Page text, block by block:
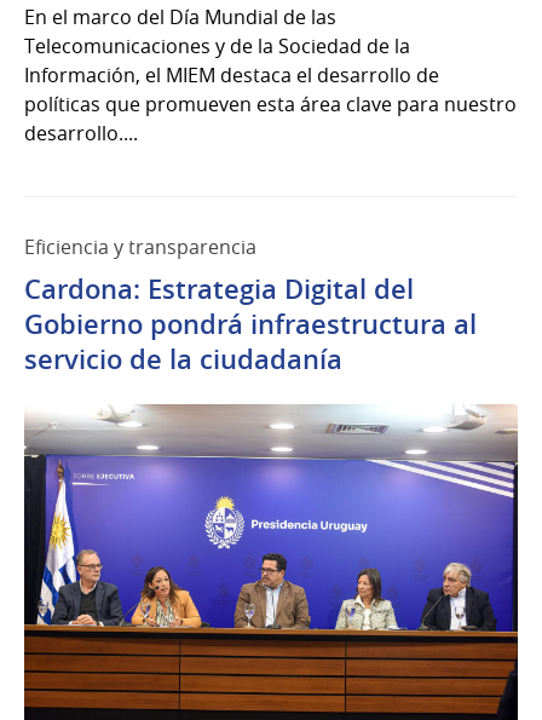
En el marco del Día Mundial de las
Telecomunicaciones y de la Sociedad de la
Información, el MIEM destaca el desarrollo de
políticas que promueven esta área clave para nuestro
desarrollo....
Eficiencia y transparencia
Cardona: Estrategia Digital del
Gobierno pondrá infraestructura al
servicio de la ciudadanía